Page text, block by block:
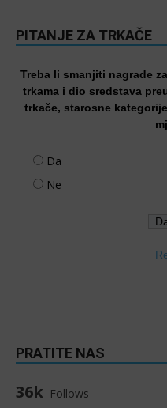
PITANJE ZA TRKAČE
Treba li smanjiti nagrade
trkama i dio sredstava
trkače, starosne
Da
Ne
PRATITE NAS
36k Follows